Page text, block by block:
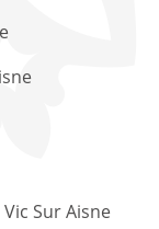
Sur Aisne